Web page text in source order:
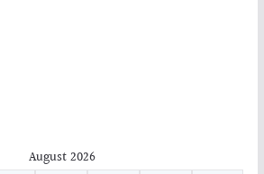
August 2026